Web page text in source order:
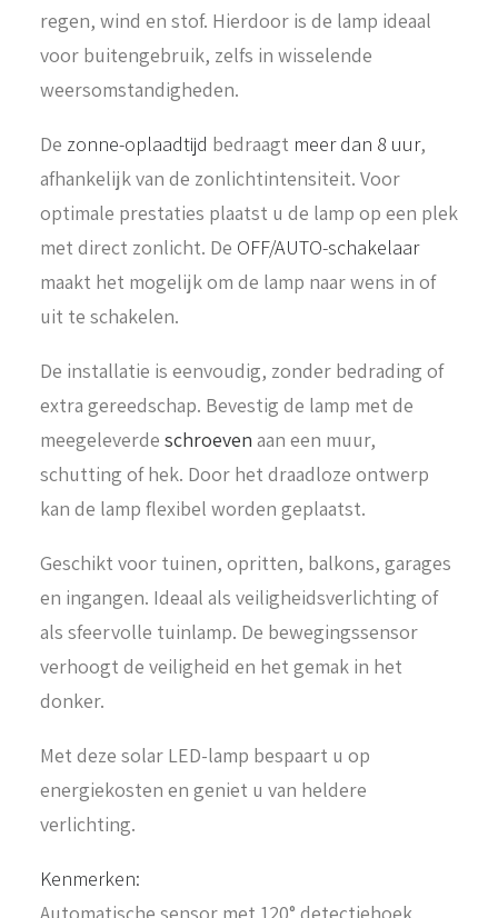
regen, wind en stof. Hierdoor is de lamp ideaal
voor buitengebruik, zelfs in wisselende
weersomstandigheden.
De zonne-oplaadtijd bedraagt meer dan 8 uur,
afhankelijk van de zonlichtintensiteit. Voor
optimale prestaties plaatst u de lamp op een plek
met direct zonlicht. De OFF/AUTO-schakelaar
maakt het mogelijk om de lamp naar wens in of
uit te schakelen.
De installatie is eenvoudig, zonder bedrading of
extra gereedschap. Bevestig de lamp met de
meegeleverde schroeven aan een muur,
schutting of hek. Door het draadloze ontwerp
kan de lamp flexibel worden geplaatst.
Geschikt voor tuinen, opritten, balkons, garages
en ingangen. Ideaal als veiligheidsverlichting of
als sfeervolle tuinlamp. De bewegingssensor
verhoogt de veiligheid en het gemak in het
donker.
Met deze solar LED-lamp bespaart u op
energiekosten en geniet u van heldere
verlichting.
Kenmerken: